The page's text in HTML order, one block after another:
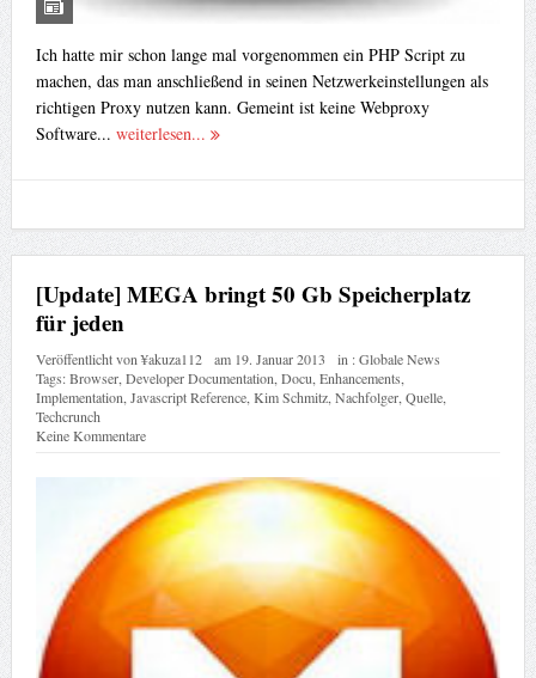
Ich hatte mir schon lange mal vorgenommen ein PHP Script zu
machen, das man anschließend in seinen Netzwerkeinstellungen als
richtigen Proxy nutzen kann. Gemeint ist keine Webproxy
Software... weiterlesen...
[Update] MEGA bringt 50 Gb Speicherplatz
für jeden
Veröffentlicht von¥akuza112 am 19. Januar 2013 in :Globale News
Tags:Browser, Developer Documentation Docu Enhancements
Implementation Javascript Reference, Kim Schmitz, Nachfolger, Quelle,
Techcrunch
Keine Kommentare